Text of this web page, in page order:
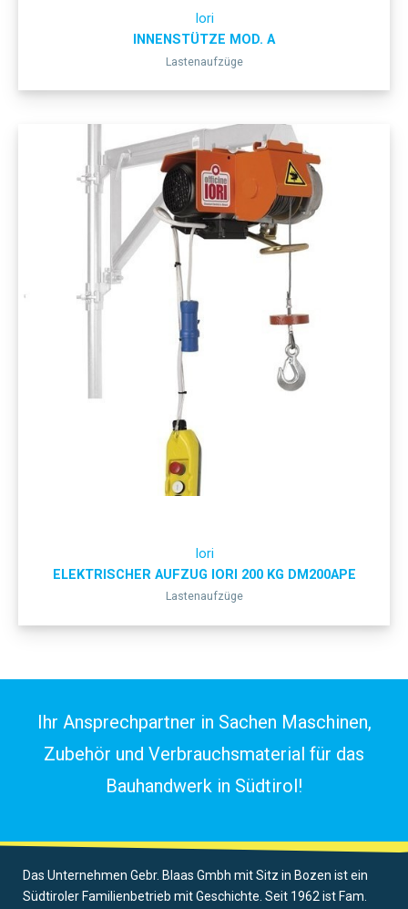
Iori
INNENSTÜTZE MOD. A
Lastenaufzüge
Iori
ELEKTRISCHER AUFZUG IORI 200 KG DM200APE
Lastenaufzüge
Ihr Ansprechpartner in Sachen Maschinen,
Zubehör und Verbrauchsmaterial für das
Bauhandwerk in Südtirol!
Das Unternehmen Gebr. Blaas Gmbh mit Sitz in Bozen ist ein
Südtiroler Familienbetrieb mit Geschichte. Seit 1962 ist Fam.